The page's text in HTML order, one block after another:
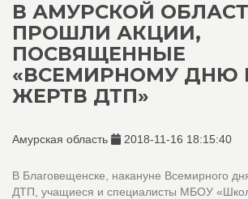
В АМУРСКОЙ
ПРОШЛИ АКЦИИ,
ПОСВЯЩЕННЫЕ
«ВСЕМИРНОМУ ДНЮ
ЖЕРТВ ДТП»
Амурская область 2018-11-16 18:15:40
В Благовещенске, накануне Всемирного
ДТП, учащиеся и специалисты МБОУ